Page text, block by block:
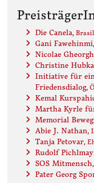
Die Canela,
Gani Fawehinmi
Nicolae
Christine
Initiative für
Friedensdialog,
Kemal
Martha Kyrle
Memorial
Abie J. Nathan,
Tanja Petovar,
Rudolf
SOS Mitmensch
Pater Georg